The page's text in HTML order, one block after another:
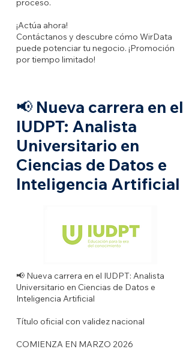
proceso.
¡Actúa ahora!
Contáctanos y descubre cómo WirData
puede potenciar tu negocio. ¡Promoción
por tiempo limitado!
📢 Nueva carrera en el
IUDPT: Analista
Universitario en
Ciencias de Datos e
Inteligencia Artificial
📢 Nueva carrera en el IUDPT: Analista
Universitario en Ciencias de Datos e
Inteligencia Artificial
Título oficial con validez nacional
COMIENZA EN MARZO 2026